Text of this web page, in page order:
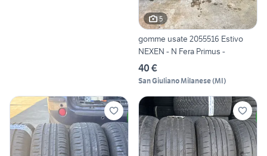
5
gomme usate 2055516 Estivo
NEXEN - N Fera Primus -
40 €
San Giuliano Milanese(MI)